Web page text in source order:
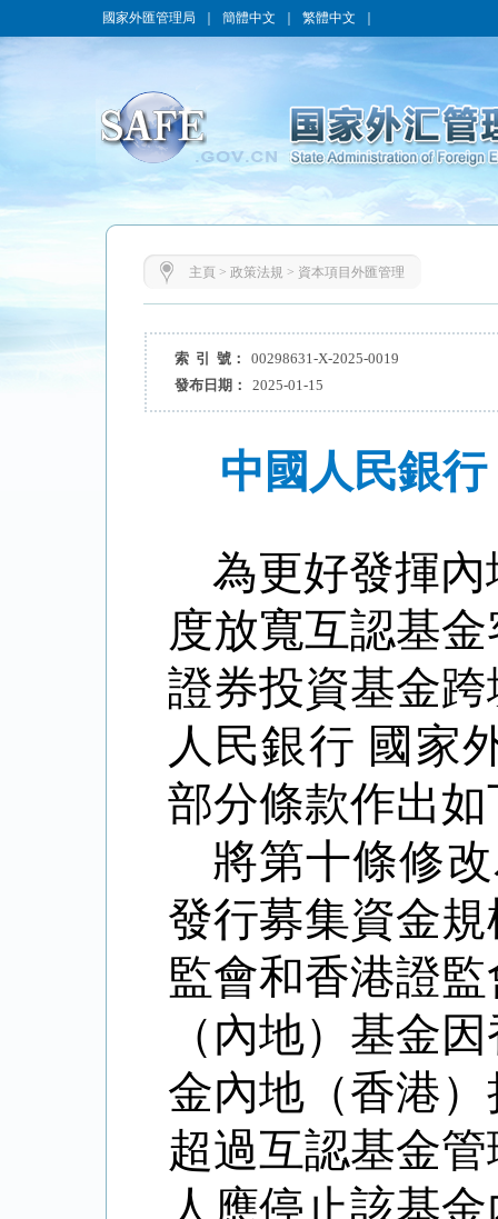
國家外匯管理局 簡體中文 繁體中文
主頁 > 政策法規 > 資本項目外匯管理
索 引 號：
00298631-X-2025-0019
發布日期：
2025-01-15
中國人民銀
為更好發揮
度放寬互認基
證券投資基金
人民銀行 國家
部分條款作出
將第十條修
發行募集資金
監會和香港證
（內地）基金
金內地（香港
超過互認基金
人應停止該基